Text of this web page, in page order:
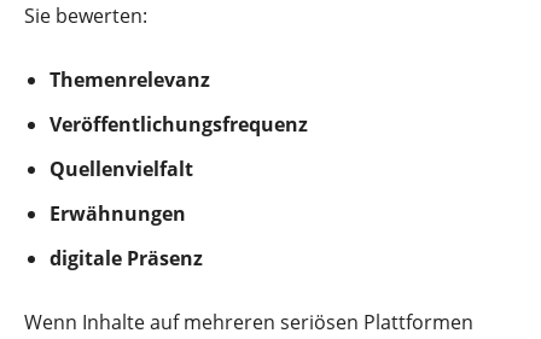
Sie bewerten:
Themenrelevanz
Veröffentlichungsfrequenz
Quellenvielfalt
Erwähnungen
digitale Präsenz
Wenn Inhalte auf mehreren seriösen Plattformen